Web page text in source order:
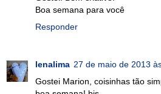
Boa semana para você
Responder
lenalima 27 de maio de 2013
Gostei Marion, coisinhas tão